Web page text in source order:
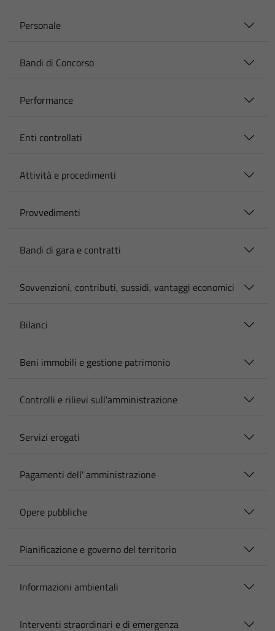
Personale
Bandi di Concorso
Performance
Enti controllati
Attività e procedimenti
Provvedimenti
Bandi di gara e contratti
Sovvenzioni, contributi, sussidi, vantaggi economici
Bilanci
Beni immobili e gestione patrimonio
Controlli e rilievi sull'amministrazione
Servizi erogati
Pagamenti dell' amministrazione
Opere pubbliche
Pianificazione e governo del territorio
Informazioni ambientali
Interventi straordinari e di emergenza